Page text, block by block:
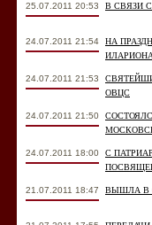
25.07.2011 20:53 В СВЯЗИ
24.07.2011 21:54
НА
ИЛАРИОНА
24.07.2011 21:53
ОВЦС
24.07.2011 21:50
24.07.2011 18:00
С
21.07.2011 18:47 ВЫШЛА В